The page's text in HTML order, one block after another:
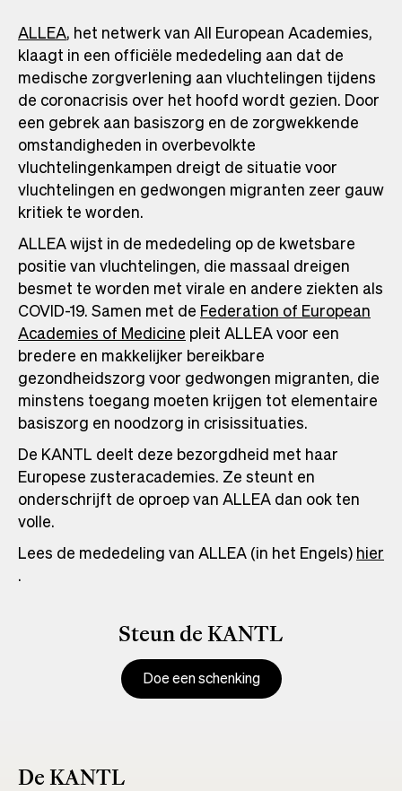
ALLEAOpens
in
a
new
tab
, het netwerk van All European Academies,
klaagt in een officiële mededeling aan dat de
medische zorgverlening aan vluchtelingen tijdens
de coronacrisis over het hoofd wordt gezien. Door
een gebrek aan basiszorg en de zorgwekkende
omstandigheden in overbevolkte
vluchtelingenkampen dreigt de situatie voor
vluchtelingen en gedwongen migranten zeer gauw
kritiek te worden.
ALLEA wijst in de mededeling op de kwetsbare
positie van vluchtelingen, die massaal dreigen
besmet te worden met virale en andere ziekten als
COVID-19. Samen met de Federation of European
Academies of Medicine Opens
in
a
new
tab
pleit ALLEA voor een
bredere en makkelijker bereikbare
gezondheidszorg voor gedwongen migranten, die
minstens toegang moeten krijgen tot elementaire
basiszorg en noodzorg in crisissituaties.
De KANTL deelt deze bezorgdheid met haar
Europese zusteracademies. Ze steunt en
onderschrijft de oproep van ALLEA dan ook ten
volle.
Lees de mededeling van ALLEA (in het Engels)hier
Opens
.
Steun de KANTL
Doe een schenking
De KANTL